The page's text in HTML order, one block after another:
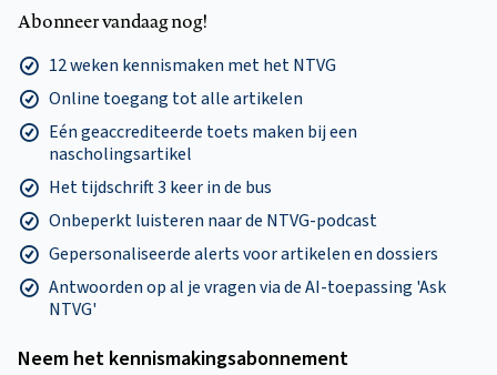
Abonneer vandaag nog!
12 weken kennismaken met het NTVG
Online toegang tot alle artikelen
Eén geaccrediteerde toets maken bij een
nascholingsartikel
Het tijdschrift 3 keer in de bus
Onbeperkt luisteren naar de NTVG-podcast
Gepersonaliseerde alerts voor artikelen en dossiers
Antwoorden op al je vragen via de AI-toepassing 'Ask
NTVG'
Neem het kennismakings­abonnement